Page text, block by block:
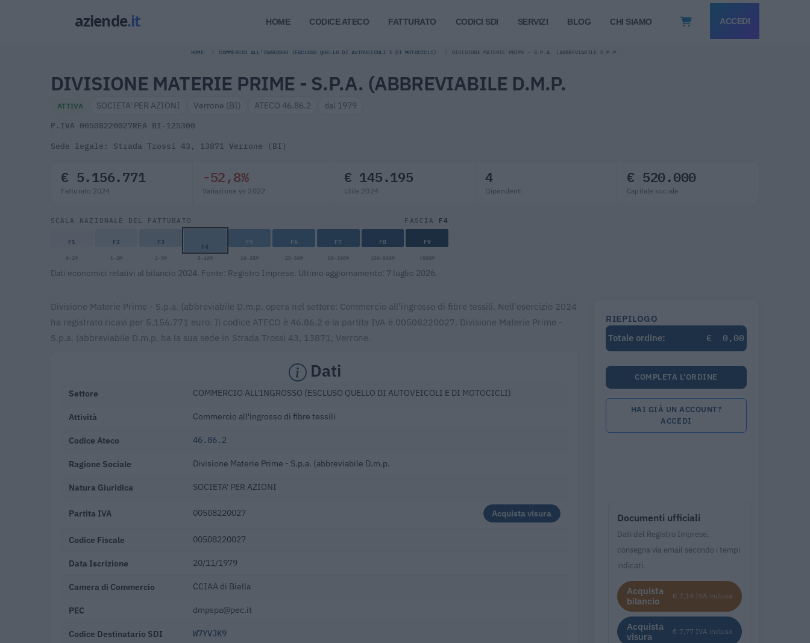
HOME CODICE ATECO FATTURATO CODICI SDI SERVIZI BLOG CHI SIAMO ACCEDI
HOME COMMERCIO ALL'INGROSSO (ESCLUSO QUELLO DI AUTOVEICOLI E DI MOTOCICLI) DIVISIONE MATERIE PRIME - S.P.A. (ABBREVIABILE D.M.P.
DIVISIONE MATERIE PRIME - S.P.A. (ABBREVIABILE D.M.P.
ATTIVA SOCIETA' PER AZIONI Verrone (BI) ATECO 46.86.2 dal 1979
P.IVA 00508220027REA BI-125300
Sede legale: Strada Trossi 43, 13871 Verrone (BI)
€ 5.156.771
Fatturato 2024
-52,8%
Variazione vs 2022
€ 145.195
Utile 2024
4
Dipendenti
€ 520.000
Capitale sociale
SCALA NAZIONALE DEL FATTURATO FASCIA F4
F1 F2 F3 F4 F5 F6 F7 F8 F9
0-1M 1-2M 2-5M 5-10M 10-25M 25-50M 50-100M 100-500M >500M
Dati economici relativi al bilancio 2024. Fonte: Registro Imprese. Ultimo aggiornamento: 7 luglio 2026.
Divisione Materie Prime - S.p.a. (abbreviabile D.m.p. opera nel settore: Commercio all'ingrosso di fibre tessili. Nell'esercizio 2024
ha registrato ricavi per 5.156.771 euro. Il codice ATECO è 46.86.2 e la partita IVA è 00508220027. Divisione Materie Prime -
S.p.a. (abbreviabile D.m.p. ha la sua sede in Strada Trossi 43, 13871, Verrone.
Dati
Settore COMMERCIO ALL'INGROSSO (ESCLUSO QUELLO DI AUTOVEICOLI E DI MOTOCICLI)
Attività Commercio all'ingrosso di fibre tessili
Codice Ateco 46.86.2
Ragione Sociale Divisione Materie Prime - S.p.a. (abbreviabile D.m.p.
Natura Giuridica SOCIETA' PER AZIONI
Partita IVA 00508220027 Acquista visura
Codice Fiscale 00508220027
Data Iscrizione 20/11/1979
Camera di Commercio CCIAA di Biella
PEC dmpspa@pec.it
Codice Destinatario SDI W7YVJK9
RIEPILOGO
Totale ordine:
€ 0,00
COMPLETA L'ORDINE
HAI GIÀ UN ACCOUNT?
ACCEDI
Documenti ufficiali
Dati del Registro Imprese,
consegna via email secondo i tempi
indicati.
Acquista
bilancio
€ 7,14 IVA inclusa
Acquista
visura
€ 7,77 IVA inclusa